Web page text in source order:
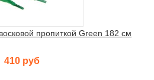
пропиткой Green 182 см
410 руб